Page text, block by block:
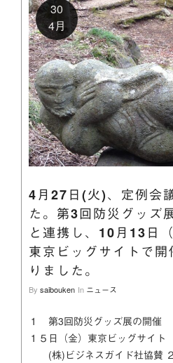
30
4月
4月27日(火)、定例会
た。第3回防災グッズ
と連携し、10月13日
東京ビッグサイトで開
りました。
By saibouken In ニュース
１ 第3回防災グッズ展の開
１５日（金）東京ビッグサイ
(株)ビジネスガイド社協賛